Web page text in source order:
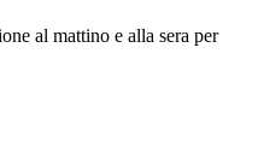
al mattino e alla sera per